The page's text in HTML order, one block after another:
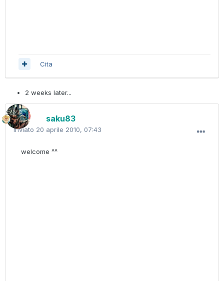
Cita
2 weeks later...
saku83
Inviato 20 aprile 2010, 07:43
welcome ^^